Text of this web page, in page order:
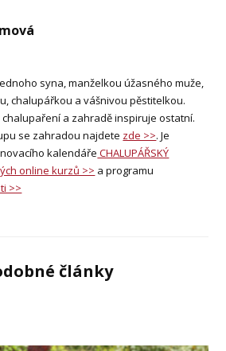
syna, manželkou úžasného muže,
chalupářkou a vášnivou pěstitelkou.
a zahradě inspiruje ostatní.
se zahradou najdete zde >>. Je
kalendáře CHALUPÁŘSKÝ
online kurzů >> a programu
>>
články